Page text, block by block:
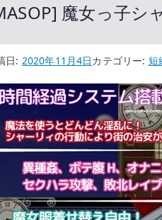
魔女っ子シ
日: 2020年11月4日カテゴリー: 短